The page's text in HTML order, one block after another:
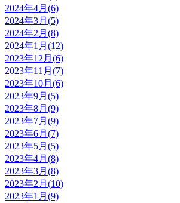
2024年4月(6)
2024年3月(5)
2024年2月(8)
2024年1月(12)
2023年12月(6)
2023年11月(7)
2023年10月(6)
2023年9月(5)
2023年8月(9)
2023年7月(9)
2023年6月(7)
2023年5月(5)
2023年4月(8)
2023年3月(8)
2023年2月(10)
2023年1月(9)